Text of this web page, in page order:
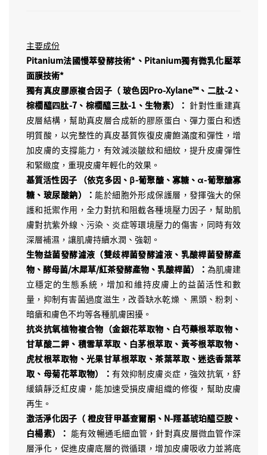
主要成份
Pitanium法國慢萃發酵技術*、Pitanium獨有微乳化壓萃
面膜技術*
獨有真皮膠原複合因子（ 玻色因Pro-Xylane™、二肽-2、
棕櫚醯四肽-7、棕櫚醯三肽-1、生物素）： 針對性重建真
皮層結構，幫助真皮層合成新的膠原蛋白、彈力蛋白和透
明質酸，以完整性的真皮基質恢復皮膚飽滿度和彈性，增
加皮膚的支撐能力，有效減淡皺紋和細紋，提升皮膚彈性
和緊緻度，重現皮膚年輕化的效果。
基質活性因子 （依克多因、β-葡聚醣、寡糖、α-葡聚醣寡
糖、玻尿酸鈉）： 能於細胞外形成保護層，發揮強大的保
護和抵禦作用，全力對抗和阻截各種境壓力因子，幫助肌
膚對抗紫外線、污染、炎症等環境壓力的傷害，同時有效
深層補濕，讓肌膚持續水潤、強韌。
生物益菌發酵濾液（雙歧桿菌發酵濾液、乳酸桿菌發酵產
物、酵母菌/木犀草/紅茶發酵產物、乳酸桿菌）： 為肌膚建
立穩定的生態系統，增加和維持皮膚上的益菌活性和數
量，抑制有害菌過度滋生，改善缺水乾燥 、黑頭、粉刺、
暗瘡和膚色不均等各種肌膚困擾。
抗炎抗氧植物複合物（金銀花萃取物、白芍藥根萃取物、
甘草酸二鉀、積雪草萃取、白茅根萃取、黃芩根萃取物、
虎杖根萃取物、光果甘草根萃取、茶葉萃取、迷迭香葉萃
取、母菊花萃取物）：有效抑制皮膚炎症，強效抗氧，舒
緩鎮靜泛紅皮膚，能加速受損皮膚組織的修復，幫助皮膚
再生。
激活淨化因子（ 橙皮苷甲基查爾酮、N-羥基琥珀醯亞胺、
白楊素）： 能有效暢通毛細血管，針對真皮層微血管作深
層淨化，促進皮膚底層的微循環，增加皮膚吸收力並將底